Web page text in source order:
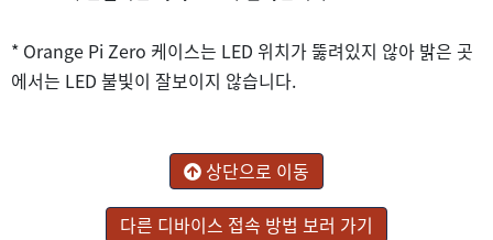
* Orange Pi Zero 케이스는 LED 위치가 뚫려있지 않아 밝은 곳
에서는 LED 불빛이 잘보이지 않습니다.
상단으로 이동
다른 디바이스 접속 방법 보러 가기